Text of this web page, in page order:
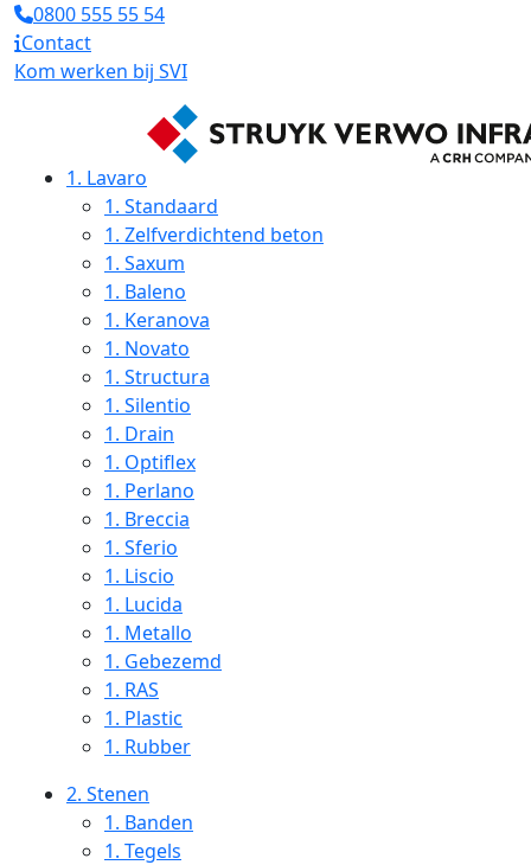
0800 555 55 54
Contact
Kom werken bij SVI
1. Lavaro
1. Standaard
1. Zelfverdichtend beton
1. Saxum
1. Baleno
1. Keranova
1. Novato
1. Structura
1. Silentio
1. Drain
1. Optiflex
1. Perlano
1. Breccia
1. Sferio
1. Liscio
1. Lucida
1. Metallo
1. Gebezemd
1. RAS
1. Plastic
1. Rubber
2. Stenen
1. Banden
1. Tegels